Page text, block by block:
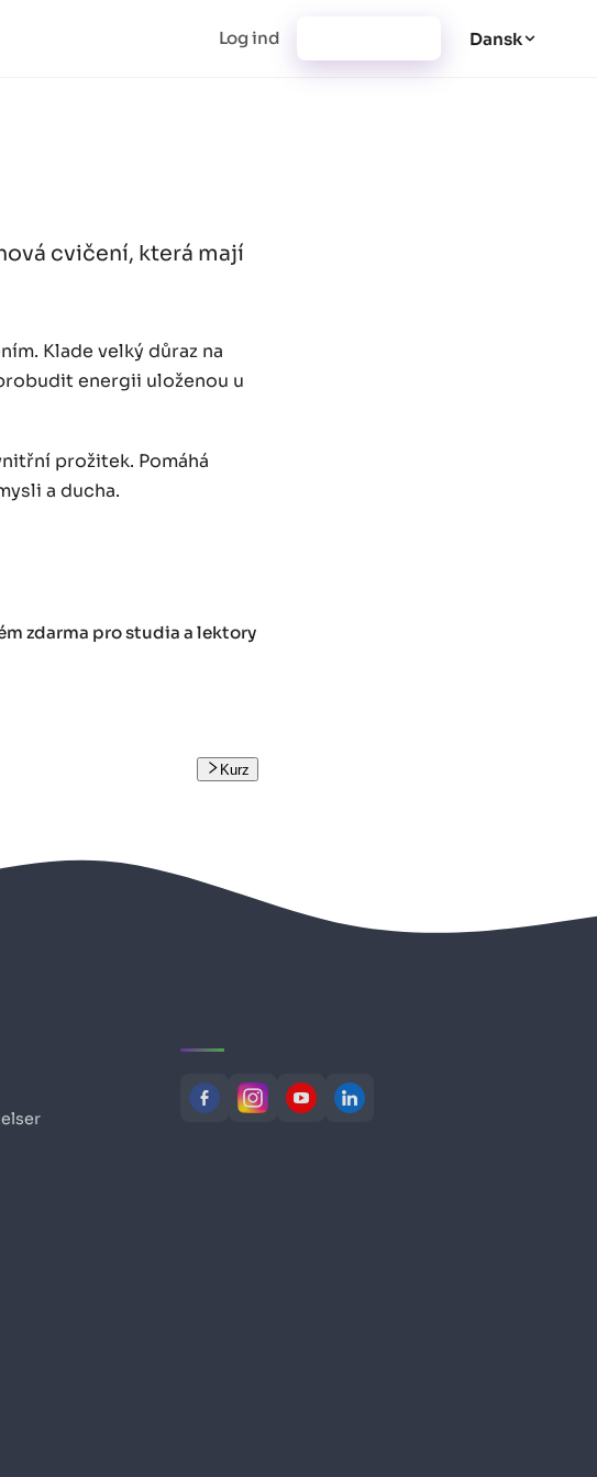
Log ind Dansk
cvičení, která mají
Klade velký důraz na
energii uloženou u
prožitek. Pomáhá
a ducha.
zdarma pro studia a lektory
Kurz